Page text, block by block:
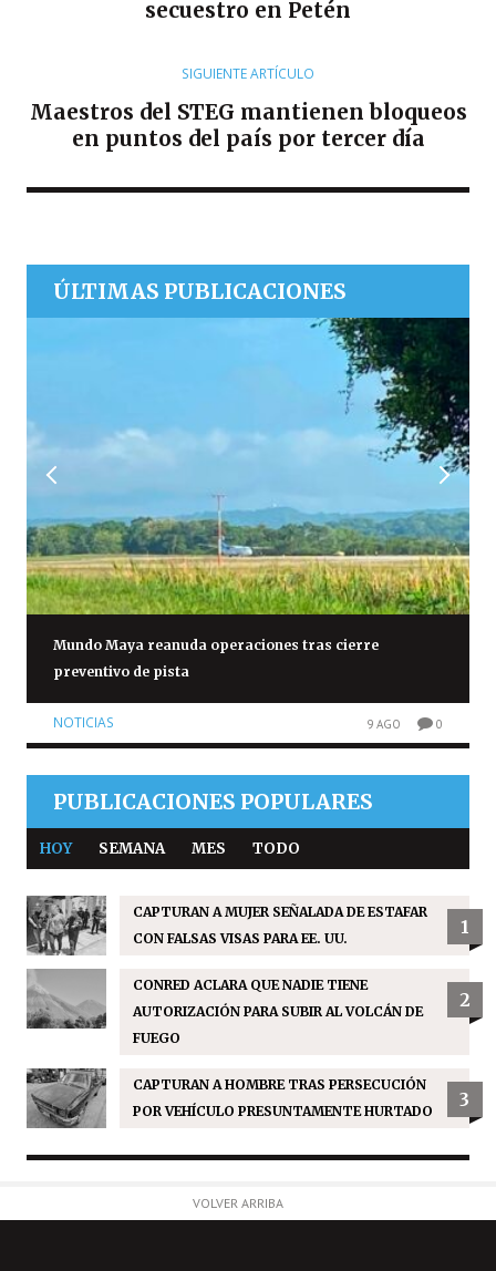
secuestro en Petén
SIGUIENTE ARTÍCULO
Maestros del STEG mantienen bloqueos
en puntos del país por tercer día
ÚLTIMAS PUBLICACIONES
Mundo Maya reanuda operaciones tras cierre
preventivo de pista
NOTICIAS 9 AGO 0
PUBLICACIONES POPULARES
HOY SEMANA MES TODO
CAPTURAN A MUJER SEÑALADA DE ESTAFAR
CON FALSAS VISAS PARA EE. UU.
1
CONRED ACLARA QUE NADIE TIENE
AUTORIZACIÓN PARA SUBIR AL VOLCÁN DE
FUEGO
2
CAPTURAN A HOMBRE TRAS PERSECUCIÓN
POR VEHÍCULO PRESUNTAMENTE HURTADO
3
VOLVER ARRIBA